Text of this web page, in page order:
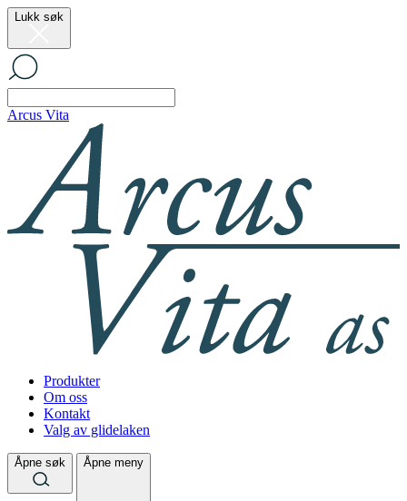
Lukk søk
Arcus Vita
Produkter
Om oss
Kontakt
Valg av glidelaken
Åpne søk Åpne meny